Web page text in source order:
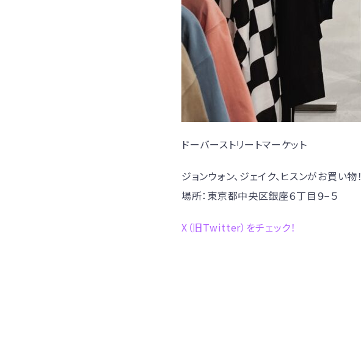
ドーバーストリートマーケット
ジョンウォン、ジェイク、ヒスンがお買い物！
場所：東京都中央区銀座６丁目９−５
X（旧Twitter）をチェック！